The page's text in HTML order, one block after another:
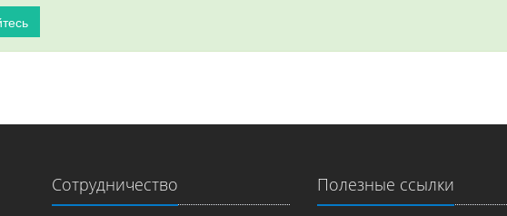
Сотрудничество Полезные ссылки